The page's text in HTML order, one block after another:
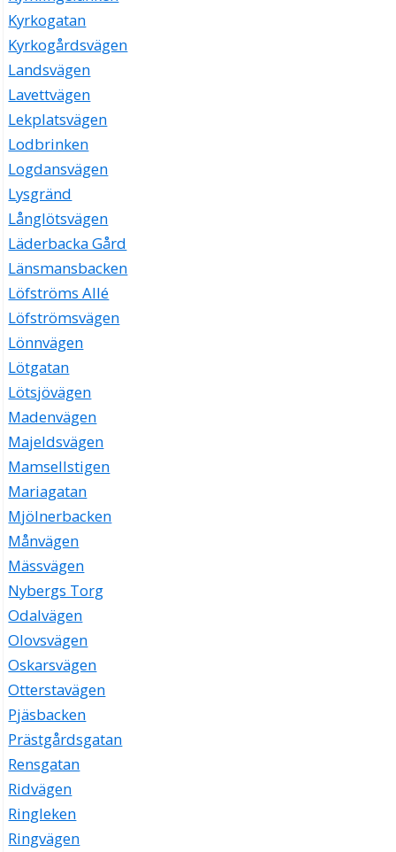
Kyrkogatan
Kyrkogårdsvägen
Landsvägen
Lavettvägen
Lekplatsvägen
Lodbrinken
Logdansvägen
Lysgränd
Långlötsvägen
Läderbacka Gård
Länsmansbacken
Löfströms Allé
Löfströmsvägen
Lönnvägen
Lötgatan
Lötsjövägen
Madenvägen
Majeldsvägen
Mamsellstigen
Mariagatan
Mjölnerbacken
Månvägen
Mässvägen
Nybergs Torg
Odalvägen
Olovsvägen
Oskarsvägen
Otterstavägen
Pjäsbacken
Prästgårdsgatan
Rensgatan
Ridvägen
Ringleken
Ringvägen